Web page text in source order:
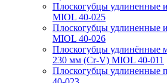
Плоскогубцы удлиненные
MIOL 40-025
Плоскогубцы удлиненные
MIOL 40-026
Плоскогубцы удлинённые
230 мм (Cr-V) MIOL 40-011
Плоскогубцы удлиненные